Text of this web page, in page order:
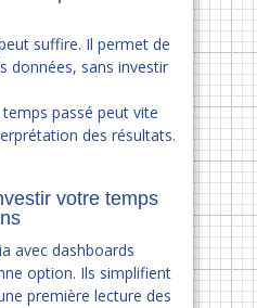
suffire. Il permet de
données, sans investir
passé peut vite
des résultats.
votre temps
avec dashboards
option. Ils simplifient
première lecture des